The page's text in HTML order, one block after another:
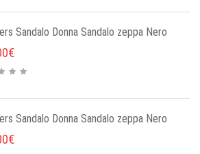
Sandalo Donna Sandalo zeppa Nero
Sandalo Donna Sandalo zeppa Nero